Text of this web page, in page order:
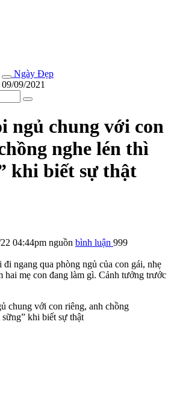
Ngày Đẹp
09/2021
ngủ chung với con
nghe lén thì
khi biết sự thật
04:44pm nguồn bình luận 999
ngang qua phòng ngủ của con gái, nhẹ
hai mẹ con đang làm gì. Cảnh tưởng trước